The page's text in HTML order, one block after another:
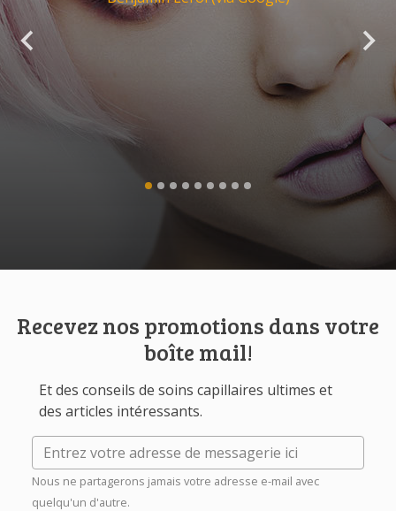
Recevez nos promotions dans votre
boîte mail!
Et des conseils de soins capillaires ultimes et
des articles intéressants.
Nous ne partagerons jamais votre adresse e-mail avec
quelqu'un d'autre.